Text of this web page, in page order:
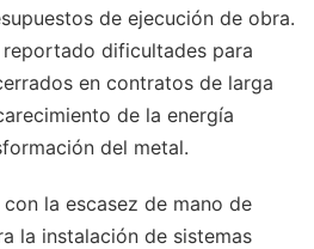
de ejecución de obra.
dificultades para
en contratos de larga
de la energía
del metal.
la escasez de mano de
la instalación de sistemas